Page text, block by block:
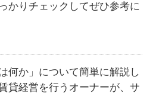
かりチェックしてぜひ参考に
何か」について簡単に解説し
貸経営を行うオーナーが、サ